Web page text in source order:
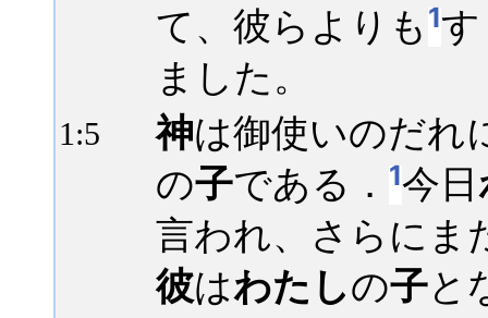
て、彼らよりも 1
ました。
1:5 神は御使いのだれ
の子である． 1今日
言われ、さらにま
彼はわたしの子と